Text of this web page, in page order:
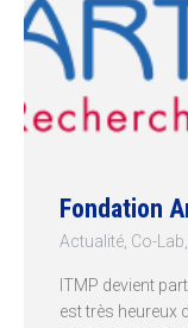
Fondation
Actualité Co-Lab
ITMP devient
est très heureux